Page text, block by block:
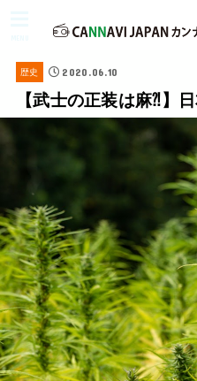
歴史 2020.06.10
【武士の正装は麻⁈】